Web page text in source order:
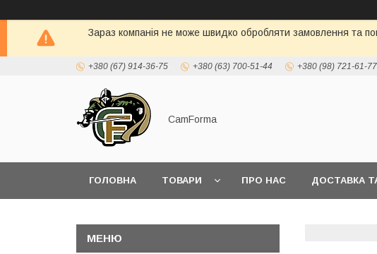
Зараз компанія не може швидко обробляти замовлення та
+380 (67) 914-36-75 +380 (63) 700-51-44 +380 (98) 721-61-77
CamForma
ГОЛОВНА ТОВАРИ ПРО НАС ДОСТАВКА